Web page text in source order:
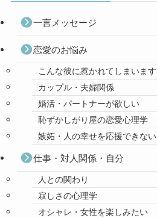
一言メッセージ
恋愛のお悩み
こんな彼に惹かれてしまいます
カップル・夫婦関係
婚活・パートナーが欲しい
恥ずかしがり屋の恋愛心理学
嫉妬・人の幸せを応援できない
仕事・対人関係・自分
人との関わり
寂しさの心理学
オシャレ・女性を楽しみたい